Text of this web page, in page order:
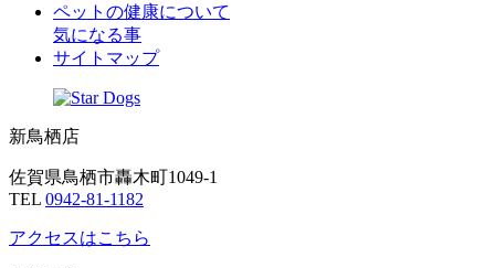
ペットの健康について
気になる事
サイトマップ
新鳥栖店
佐賀県鳥栖市轟木町1049-1
TEL 0942-81-1182
アクセスはこちら